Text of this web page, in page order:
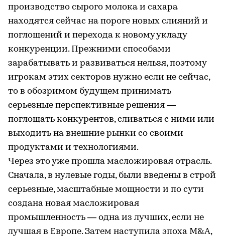
производство сырого молока и сахара
находятся сейчас на пороге новых слияний и
поглощений и перехода к новому укладу
конкуренции. Прежними способами
зарабатывать и развиваться нельзя, поэтому
игрокам этих секторов нужно если не сейчас,
то в обозримом будущем принимать
серьезные перспективные решения —
поглощать конкурентов, сливаться с ними или
выходить на внешние рынки со своими
продуктами и технологиями.
Через это уже прошла масложировая отрасль.
Сначала, в нулевые годы, были введены в строй
серьезные, масштабные мощности и по сути
создана новая масложировая
промышленность — одна из лучших, если не
лучшая в Европе. Затем наступила эпоха M&A,